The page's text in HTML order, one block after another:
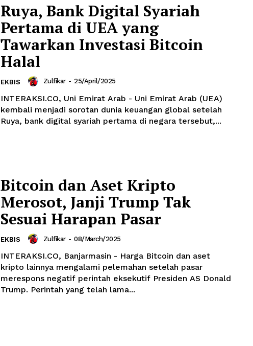
Ruya, Bank Digital Syariah
Pertama di UEA yang
Tawarkan Investasi Bitcoin
Halal
EKBIS Zulfikar - 25/April/2025
INTERAKSI.CO, Uni Emirat Arab - Uni Emirat Arab (UEA)
kembali menjadi sorotan dunia keuangan global setelah
Ruya, bank digital syariah pertama di negara tersebut,...
Bitcoin dan Aset Kripto
Merosot, Janji Trump Tak
Sesuai Harapan Pasar
EKBIS Zulfikar - 08/March/2025
INTERAKSI.CO, Banjarmasin - Harga Bitcoin dan aset
kripto lainnya mengalami pelemahan setelah pasar
merespons negatif perintah eksekutif Presiden AS Donald
Trump. Perintah yang telah lama...